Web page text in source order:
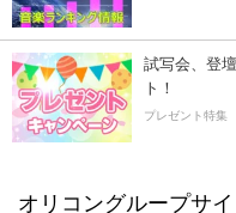
試写会、登
ト！
プレゼント特集
オリコングループサイ